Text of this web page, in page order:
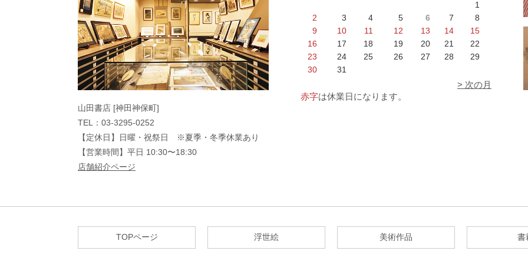
山田書店 [神田神保町]
TEL：03-3295-0252
【定休日】日曜・祝祭日 ※夏季・冬季休業あり
【営業時間】平日 10:30〜18:30
店舗紹介ページ
1
2
3 4 5 6 7
8
9
10 11 12 13 14
15
16
17 18 19 20 21
22
23
24 25 26 27 28
29
30
31
> 次の月
赤字は休業日になります。
TOPページ 浮世絵 美術作品 書